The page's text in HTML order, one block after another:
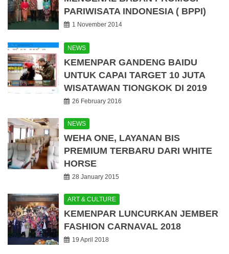
PARIWISATA INDONESIA ( BPPI)
1 November 2014
NEWS
KEMENPAR GANDENG BAIDU
UNTUK CAPAI TARGET 10 JUTA
WISATAWAN TIONGKOK DI 2019
26 February 2016
NEWS
WEHA ONE, LAYANAN BIS
PREMIUM TERBARU DARI WHITE
HORSE
28 January 2015
ART & CULTURE
KEMENPAR LUNCURKAN JEMBER
FASHION CARNAVAL 2018
19 April 2018